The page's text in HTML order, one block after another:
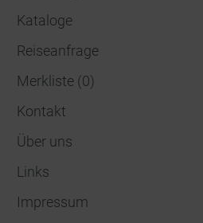
Kataloge
Reiseanfrage
Merkliste (0)
Kontakt
Über uns
Links
Impressum